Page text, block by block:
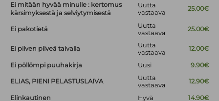
Ei mitään hyvää minulle : kertomus
kärsimyksestä ja selviytymisestä
Uutta
vastaava
25.00€
Ei pakotietä
Uutta
vastaava
25.00€
Ei pilven pilveä taivalla
Uutta
vastaava
12.00€
Ei pöllömpi puuhakirja Uusi 9.90€
ELIAS, PIENI PELASTUSLAIVA
Uutta
vastaava
12.90€
Elinkautinen Hyvä
14.90€